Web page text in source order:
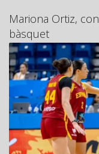
Mariona Ortiz,
bàsquet